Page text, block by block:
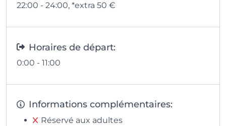
22:00 - 24:00, *extra 50 €
Horaires de départ:
0:00 - 11:00
Informations complémentaires:
Réservé aux adultes